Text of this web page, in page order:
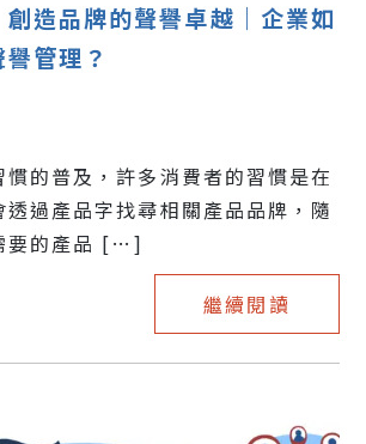
創造品牌的聲譽卓越｜企業如
管理？
的普及，許多消費者的習慣是在
過產品字找尋相關產品品牌，隨
要的產品 […]
繼續閱讀